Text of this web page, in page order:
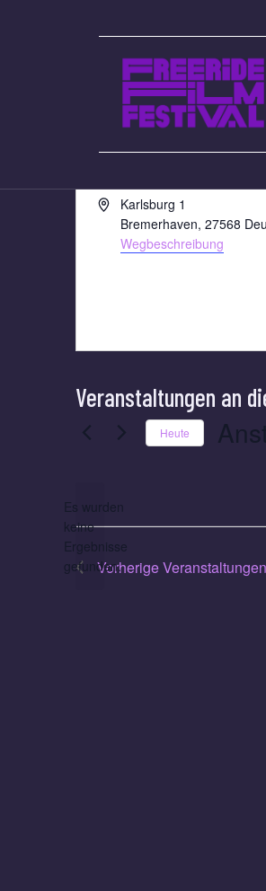
AdresseKarlsburg 1
Bremerhaven, 27568
Wegbeschreibung
Veranstaltungen an
Hinweis
Es wurden
keine
Ergebnisse
gefunden.
Heute
VorherigeVeranstaltungen